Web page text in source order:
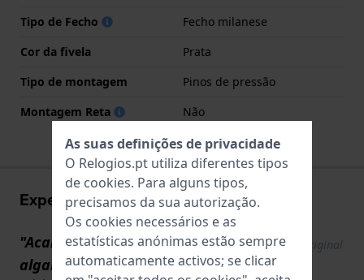
Tipo de Fecho
Fecho milanese
Cor da fivela
Prata
Tipo de montagem
Pinos de pressão
Montagem Reta
Não
Experiências utilizador
"Acabamento elegante e
algarismos romanos"
Show original
text
As suas definições de privacidade
O Relogios.pt utiliza diferentes tipos
de cookies. Para alguns tipos,
precisamos da sua autorização.
Os cookies necessários e as
estatísticas anónimas estão sempre
automaticamente activos; se clicar